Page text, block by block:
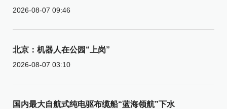
2026-08-07 09:46
北京：机器人在公园“上岗”
2026-08-07 03:10
国内最大自航式纯电驱布缆船“蓝海领航”下水